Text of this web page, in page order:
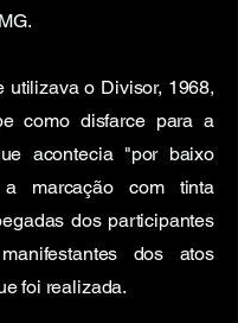
utilizava o Divisor, 1968,
como disfarce para a
acontecia "por baixo
marcação com tinta
dos participantes
dos atos
foi realizada.